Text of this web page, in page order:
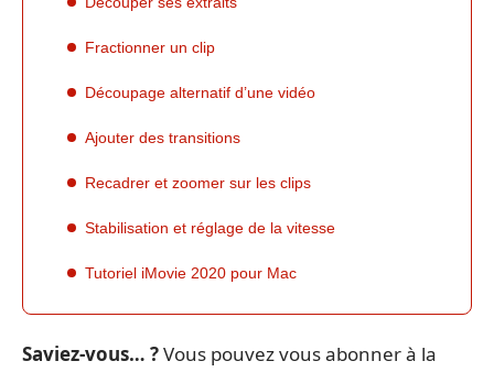
Fractionner un clip
Découpage alternatif d’une vidéo
Ajouter des transitions
Recadrer et zoomer sur les clips
Stabilisation et réglage de la vitesse
Tutoriel iMovie 2020 pour Mac
Saviez-vous… ?Vous pouvez vous abonner à la